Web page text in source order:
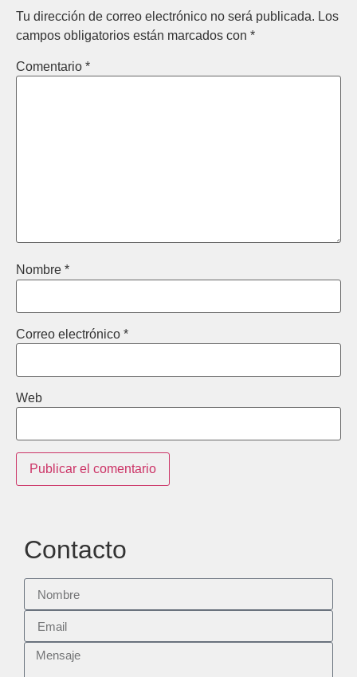
Tu dirección de correo electrónico no será publicada. Los
campos obligatorios están marcados con *
Comentario *
Nombre *
Correo electrónico *
Web
Contacto